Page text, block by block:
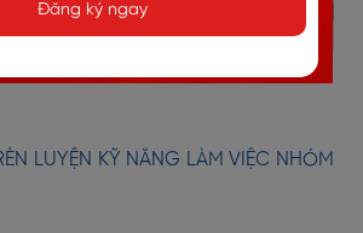
LUYỆN KỸ NĂNG LÀM VIỆC NHÓM
Đăng ký ngay